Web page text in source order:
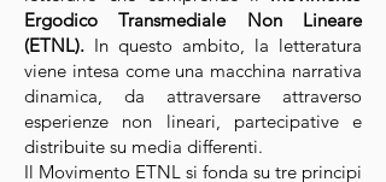
Ergodico Transmediale Non Lineare
(ETNL). In questo ambito, la letteratura
viene intesa come una macchina narrativa
dinamica, da attraversare attraverso
esperienze non lineari, partecipative e
distribuite su media differenti.
Il Movimento ETNL si fonda su tre principi